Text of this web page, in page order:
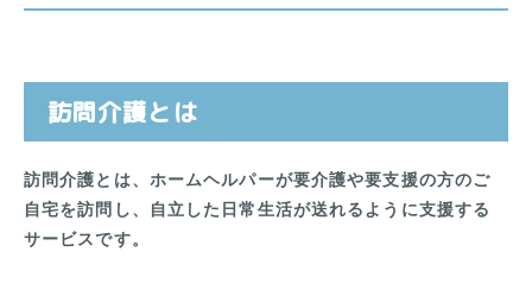
訪問介護とは
訪問介護とは、ホームヘルパーが要介護や要支援の方のご
自宅を訪問し、自立した日常生活が送れるように支援する
サービスです。